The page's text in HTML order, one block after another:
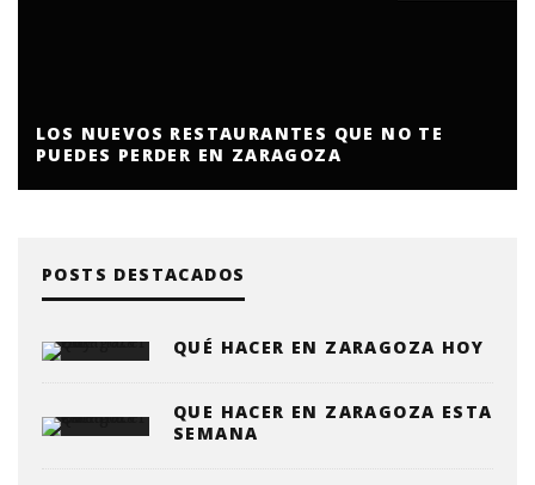
LOS NUEVOS RESTAURANTES QUE NO TE
PUEDES PERDER EN ZARAGOZA
POSTS DESTACADOS
QUÉ HACER EN ZARAGOZA HOY
QUE HACER EN ZARAGOZA ESTA
SEMANA